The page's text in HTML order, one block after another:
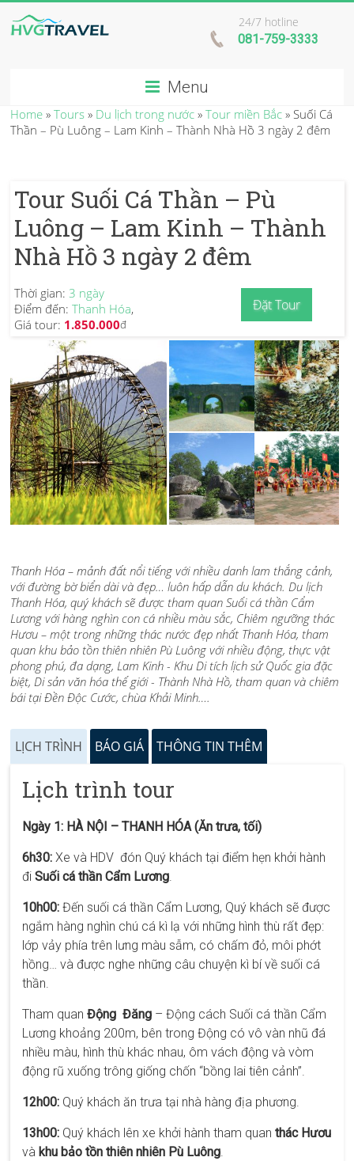
24/7 hotline
081-759-3333
Menu
Home »Tours » Du lịch trong nước »Tour miền Bắc » Suối Cá
Thần – Pù Luông – Lam Kinh – Thành Nhà Hồ 3 ngày 2 đêm
Tour Suối Cá Thần – Pù
Luông – Lam Kinh – Thành
Nhà Hồ 3 ngày 2 đêm
Thời gian:3 ngày
Điểm đến:Thanh Hóa,
Giá tour: 1.850.000đ
Đặt Tour
Thanh Hóa – mảnh đất nổi tiếng với nhiều danh lam thắng cảnh,
với đường bờ biển dài và đẹp… luôn hấp dẫn du khách. Du lịch
Thanh Hóa, quý khách sẽ được tham quan Suối cá thần Cẩm
Lương với hàng nghìn con cá nhiều màu sắc, Chiêm ngưỡng thác
Hươu – một trong những thác nước đẹp nhất Thanh Hóa, tham
quan khu bảo tồn thiên nhiên Pù Luông với nhiều động, thực vật
phong phú, đa dạng, Lam Kinh - Khu Di tích lịch sử Quốc gia đặc
biệt, Di sản văn hóa thế giới - Thành Nhà Hồ, tham quan và chiêm
bái tại Đền Độc Cước, chùa Khải Minh….
LỊCH TRÌNH BÁO GIÁ THÔNG TIN THÊM
Lịch trình tour
Ngày 1: HÀ NỘI – THANH HÓA (Ăn trưa, tối)
6h30: Xe và HDV đón Quý khách tại điểm hẹn khởi hành
điSuối cá thần Cẩm Lương.
10h00: Đến suối cá thần Cẩm Lương, Quý khách sẽ được
ngắm hàng nghìn chú cá kì lạ với những hình thù rất đẹp:
lớp vảy phía trên lưng màu sẫm, có chấm đỏ, môi phớt
hồng… và được nghe những câu chuyện kì bí về suối cá
thần.
Tham quanĐộng Đăng – Động cách Suối cá thần Cẩm
Lương khoảng 200m, bên trong Động có vô vàn nhũ đá
nhiều màu, hình thù khác nhau, ôm vách động và vòm
động rũ xuống trông giống chốn “bồng lai tiên cảnh”.
12h00: Quý khách ăn trưa tại nhà hàng địa phương.
13h00: Quý khách lên xe khởi hành tham quanthác Hươu
và khu bảo tồn thiên nhiên Pù Luông.